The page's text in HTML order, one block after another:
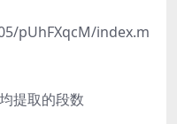
pUhFXqcM/index.m
提取的段数